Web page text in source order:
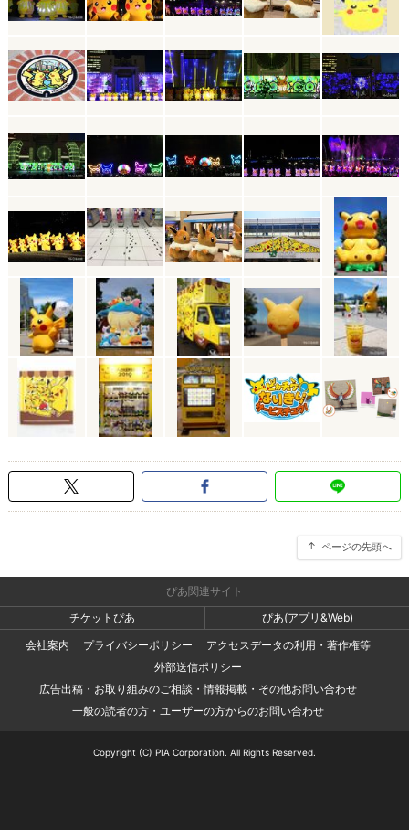
ページの先頭へ
ぴあ関連サイト
チケットぴあ
ぴあ(アプリ&Web)
会社案内
プライバシーポリシー
アクセスデータの利用・著作権等
外部送信ポリシー
広告出稿・お取り組みのご相談・情報掲載・その他お問い合わせ
一般の読者の方・ユーザーの方からのお問い合わせ
Copyright (C) PIA Corporation. All Rights Reserved.